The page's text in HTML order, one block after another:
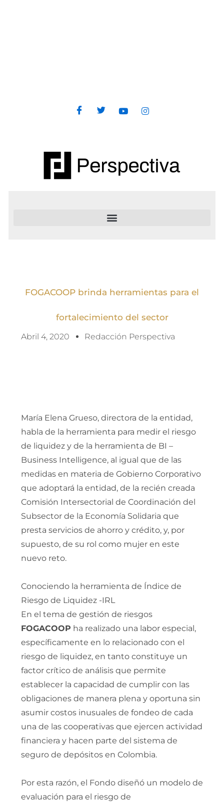
FOGACOOP brinda herramientas para el
fortalecimiento del sector
Abril 4, 2020 Redacción Perspectiva
María Elena Grueso, directora de la entidad,
habla de la herramienta para medir el riesgo
de liquidez y de la herramienta de BI –
Business Intelligence, al igual que de las
medidas en materia de Gobierno Corporativo
que adoptará la entidad, de la recién creada
Comisión Intersectorial de Coordinación del
Subsector de la Economía Solidaria que
presta servicios de ahorro y crédito, y, por
supuesto, de su rol como mujer en este
nuevo reto.
Conociendo la herramienta de Índice de
Riesgo de Liquidez -IRL
En el tema de gestión de riesgos
FOGACOOP ha realizado una labor especial,
específicamente en lo relacionado con el
riesgo de liquidez, en tanto constituye un
factor crítico de análisis que permite
establecer la capacidad de cumplir con las
obligaciones de manera plena y oportuna sin
asumir costos inusuales de fondeo de cada
una de las cooperativas que ejercen actividad
financiera y hacen parte del sistema de
seguro de depósitos en Colombia.
Por esta razón, el Fondo diseñó un modelo de
evaluación para el riesgo de